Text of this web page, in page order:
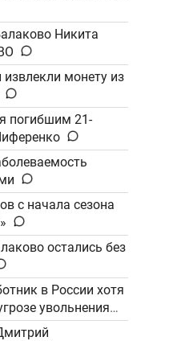
Никита
монету из
погибшим 21-
с начала сезона
остались без
в России хотя
увольнения